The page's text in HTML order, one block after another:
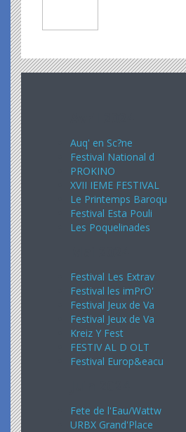
Auq' en Sc?ne
Festival National d
PROKINO
XVII IEME FESTIVAL
Le Printemps Baroqu
Festival Esta Pouli
Les Poquelinades
Festival Les Extrav
Festival les imPrO'
Festival Jeux de Va
Festival Jeux de Va
Kreiz Y Fest
FESTIV AL D OLT
Festival Europ&eacu
Fete de l'Eau/Wattw
URBX Grand'Place